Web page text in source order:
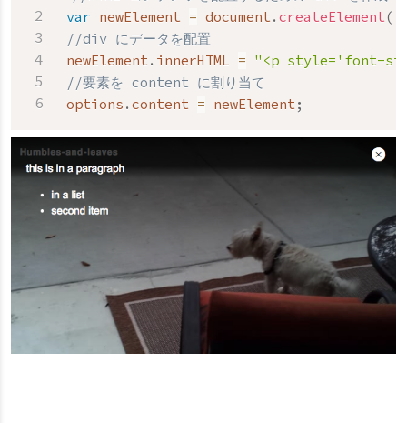
var newElement = document. createElement(
//div にデータを配置
newElement. innerHTML = "<p style='font-size:
//要素を content に割り当て
options . content = newElement;